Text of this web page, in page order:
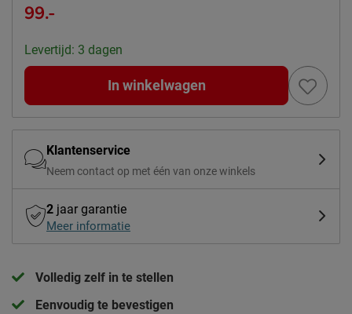
99.-
Levertijd: 3 dagen
In winkelwagen
Klantenservice
Neem contact op met één van onze winkels
2 jaar garantie
Meer informatie
Volledig zelf in te stellen
Eenvoudig te bevestigen